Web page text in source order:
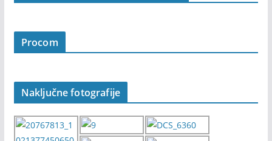
Procom
Naključne fotografije